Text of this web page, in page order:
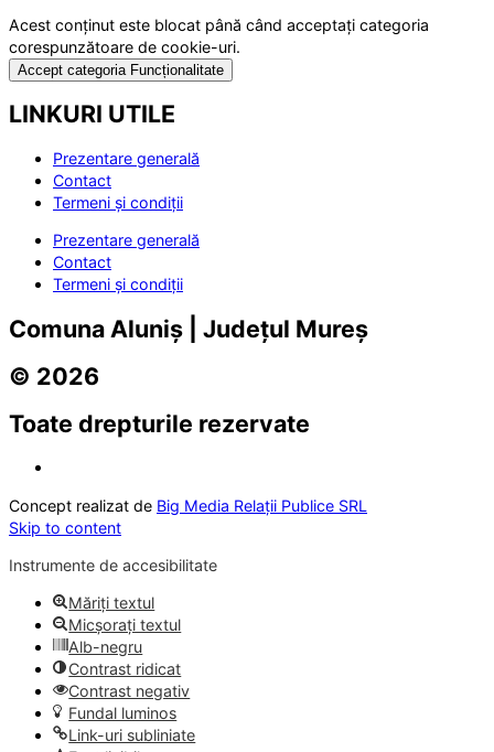
Acest conținut este blocat până când acceptați categoria
corespunzătoare de cookie-uri.
Accept categoria Funcționalitate
LINKURI UTILE
Prezentare generală
Contact
Termeni și condiții
Prezentare generală
Contact
Termeni și condiții
Comuna Aluniș | Județul Mureș
© 2026
Toate drepturile rezervate
Concept realizat de Big Media Relații Publice SRL
Skip to content
Instrumente de accesibilitate
Măriți textul
Micșorați textul
Alb-negru
Contrast ridicat
Contrast negativ
Fundal luminos
Link-uri subliniate